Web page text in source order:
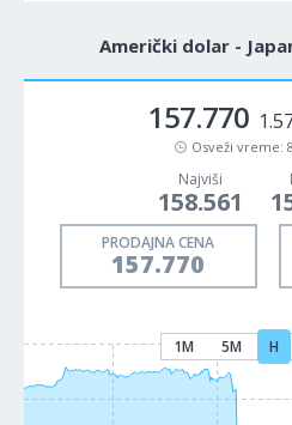
Američki dolar -
157.770
Osveži vreme:
Najviši
158.561
PRODAJNA CENA
157.770
1M 5M H